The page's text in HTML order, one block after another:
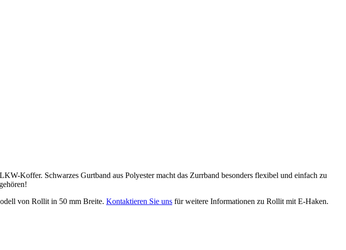
Koffer. Schwarzes Gurtband aus Polyester macht das Zurrband besonders flexibel und einfach zu
von Rollit in 50 mm Breite. Kontaktieren Sie uns für weitere Informationen zu Rollit mit E-Haken.